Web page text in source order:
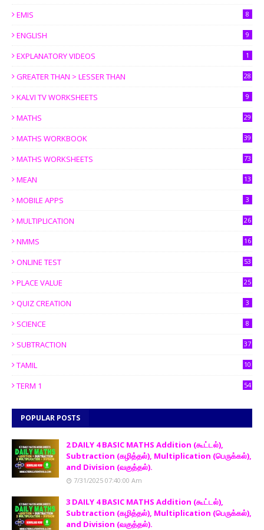
EMIS 8
ENGLISH 9
EXPLANATORY VIDEOS 1
GREATER THAN > LESSER THAN 28
KALVI TV WORKSHEETS 9
MATHS 29
MATHS WORKBOOK 39
MATHS WORKSHEETS 73
MEAN 13
MOBILE APPS 3
MULTIPLICATION 26
NMMS 16
ONLINE TEST 53
PLACE VALUE 25
QUIZ CREATION 3
SCIENCE 8
SUBTRACTION 37
TAMIL 10
TERM 1 54
POPULAR POSTS
2 DAILY 4 BASIC MATHS Addition (கூட்டல்),
Subtraction (கழித்தல்), Multiplication (பெருக்கல்),
and Division (வகுத்தல்).
7/31/2025 07:40:00 Am
3 DAILY 4 BASIC MATHS Addition (கூட்டல்),
Subtraction (கழித்தல்), Multiplication (பெருக்கல்),
and Division (வகுத்தல்).